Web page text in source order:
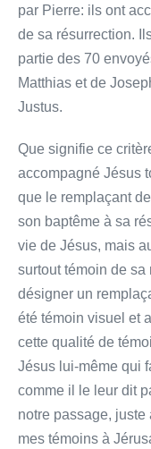
par Pierre: ils ont
de sa résurrection.
partie des 70
Matthias et de
Justus.
Que signifie ce
accompagné Jésus
que le remplaçant
son baptême à sa
vie de Jésus, mais
surtout témoin de
désigner un
été témoin visuel et
cette qualité de
Jésus lui-même qui
comme il le leur dit
notre passage,
mes témoins à